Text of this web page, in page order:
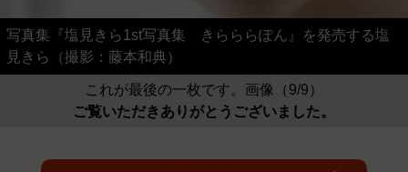
写真集『塩見きら1st写真集 きらららぽん』を発売する塩
見きら（撮影：藤本和典）
これが最後の一枚です。画像（9/9）
ご覧いただきありがとうございました。